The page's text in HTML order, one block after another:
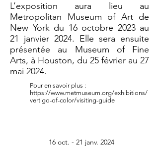
L’exposition aura lieu au
Metropolitan Museum of Art de
New York du 16 octobre 2023 au
21 janvier 2024. Elle sera ensuite
présentée au Museum of Fine
Arts, à Houston, du 25 février au 27
mai 2024.
Pour en savoir plus :
https://www.metmuseum.org/exhibitions/
vertigo-of-color/visiting-guide
16 oct. - 21 janv. 2024